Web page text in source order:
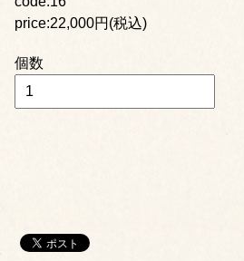
price:22,000円(税込)
個数